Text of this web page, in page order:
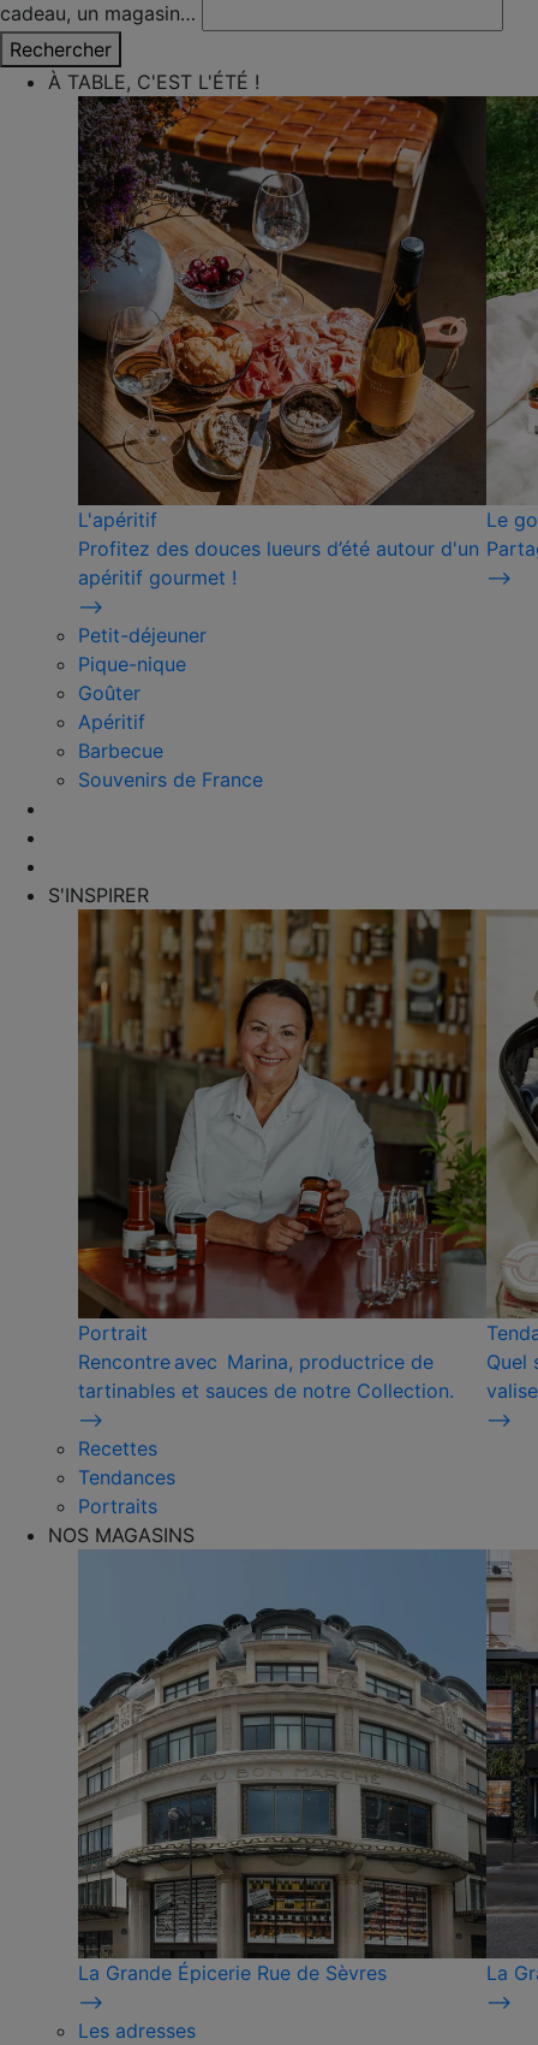
cadeau, un magasin…
Rechercher
À TABLE, C'EST L'ÉTÉ !
L'apéritif
Profitez des douces lueurs d’été autour d'un
apéritif gourmet !
⟶
Le
⟶
Petit-déjeuner
Pique-nique
Goûter
Apéritif
Barbecue
Souvenirs de France
S'INSPIRER
Portrait
Rencontre avec Marina, productrice de
tartinables et sauces de notre Collection.
⟶
Quel
⟶
Recettes
Tendances
Portraits
NOS MAGASINS
La Grande Épicerie Rue de Sèvres
⟶
La
⟶
Les adresses